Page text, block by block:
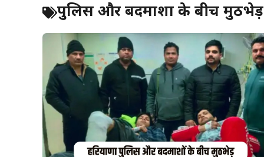
पुलिस और बदमाशों के बीच मुठभेड़